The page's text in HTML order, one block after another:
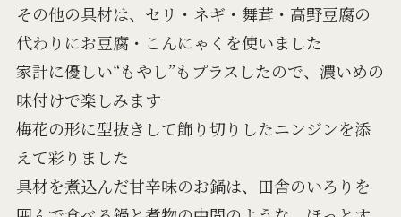
その他の具材は、セリ・ネギ・舞茸・高野豆腐の
代わりにお豆腐・こんにゃくを使いました
家計に優しい“もやし”もプラスしたので、濃いめの
味付けで楽しみます
梅花の形に型抜きして飾り切りしたニンジンを添
えて彩りました
具材を煮込んだ甘辛味のお鍋は、田舎のいろりを